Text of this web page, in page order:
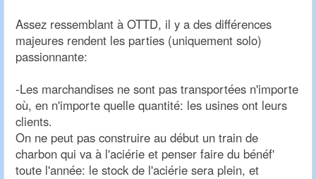
Assez ressemblant à OTTD, il y a des différences
majeures rendent les parties (uniquement solo)
passionnante:
-Les marchandises ne sont pas transportées n'importe
où, en n'importe quelle quantité: les usines ont leurs
clients.
On ne peut pas construire au début un train de
charbon qui va à l'aciérie et penser faire du bénéf'
toute l'année: le stock de l'aciérie sera plein, et